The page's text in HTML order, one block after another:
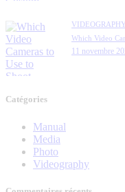
VIDEOGRAPHY
Which Video
11 novembre
Catégories
Manual
Media
Photo
Videography